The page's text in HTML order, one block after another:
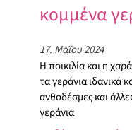
κομμένα
17. Μαΐου 2024
Η ποικιλία και η
τα γεράνια ιδανικά
ανθοδέσμες και
γεράνια